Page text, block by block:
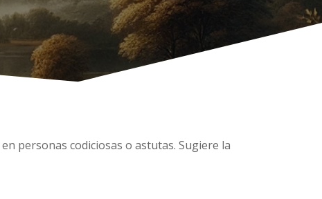
personas codiciosas o astutas. Sugiere la